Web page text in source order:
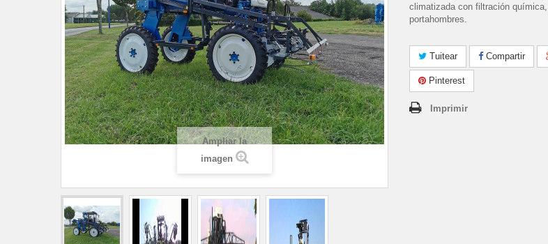
Ampliar la
imagen
climatizada con filtración
portahombres.
Tuitear Compartir
Pinterest
Imprimir